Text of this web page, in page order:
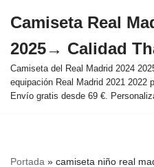
al
contenido
Camiseta Real
2025→ Calidad
Camiseta del Real Madrid 2024
equipación Real Madrid 2021 2022
Envío gratis desde 69 €.
Portada » camiseta niño real